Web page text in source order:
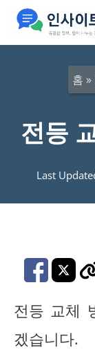
홈 »
전등
Last
전등 교체
겠습니다.